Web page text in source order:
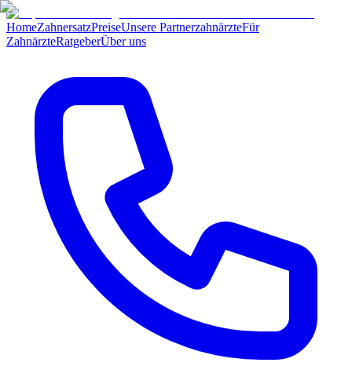
HomeZahnersatzPreiseUnsere PartnerzahnärzteFür
ZahnärzteRatgeberÜber uns